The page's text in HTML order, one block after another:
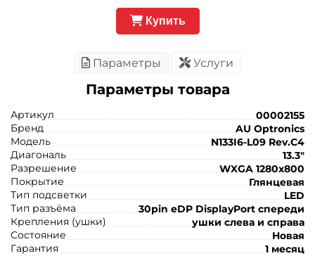
Купить
Параметры Услуги
Параметры товара
Артикул
00002155
Бренд
AU Optronics
Модель
N133I6-L09 Rev.C4
Диагональ
13.3"
Разрешение
WXGA 1280x800
Покрытие
Глянцевая
Тип подсветки
LED
Тип разъёма
30pin eDP DisplayPort спереди
Крепления (ушки)
ушки слева и справа
Состояние
Новая
Гарантия
1 месяц